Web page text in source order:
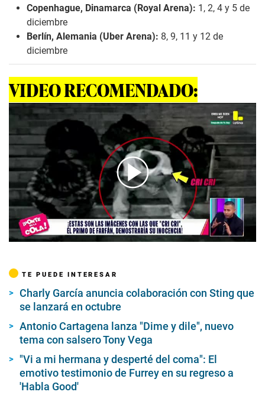
Copenhague, Dinamarca (Royal Arena): 1, 2, 4 y 5 de
diciembre
Berlín, Alemania (Uber Arena): 8, 9, 11 y 12 de
diciembre
VIDEO RECOMENDADO:
00:00/03:51
TE PUEDE INTERESAR
Charly García anuncia colaboración con Sting que
se lanzará en octubre
Antonio Cartagena lanza "Dime y dile", nuevo
tema con salsero Tony Vega
"Vi a mi hermana y desperté del coma": El
emotivo testimonio de Furrey en su regreso a
'Habla Good'